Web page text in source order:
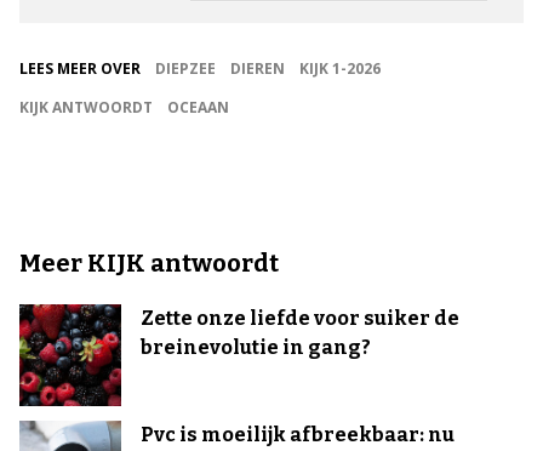
LEES MEER OVER DIEPZEE DIEREN
KIJK 1-2026
KIJK ANTWOORDT
OCEAAN
Meer KIJK antwoordt
Zette onze liefde voor suiker de
breinevolutie in gang?
Pvc is moeilijk afbreekbaar: nu